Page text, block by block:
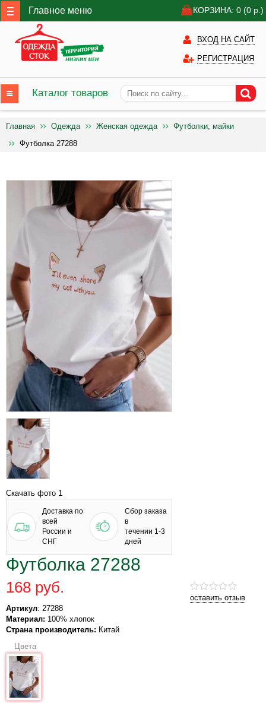
Главное меню КОРЗИНА: 0 (0 р.)
ВХОД НА САЙТ
РЕГИСТРАЦИЯ
Каталог товаров
Главная Одежда Женская одежда
Футболки, майки
Футболка 27288
Скачать фото 1
Доставка по
всей
России и
СНГ
Сбор заказа
в
течении 1-3
дней
Футболка 27288
оставить отзыв
168 руб.
Артикул: 27288
Материал: 100% хлопок
Страна производитель: Китай
Цвета